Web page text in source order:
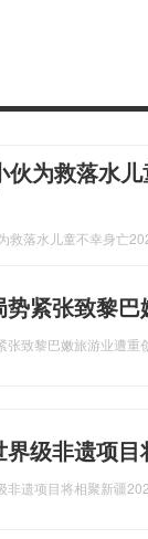
伙为救落水
救落水儿童不幸身亡
势紧张致黎
张致黎巴嫩旅游业遭重
界级非遗项
非遗项目将相聚新疆